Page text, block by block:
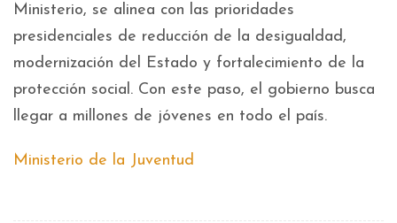
Ministerio, se alinea con las prioridades
presidenciales de reducción de la desigualdad,
modernización del Estado y fortalecimiento de la
protección social. Con este paso, el gobierno busca
llegar a millones de jóvenes en todo el país.
Ministerio de la Juventud